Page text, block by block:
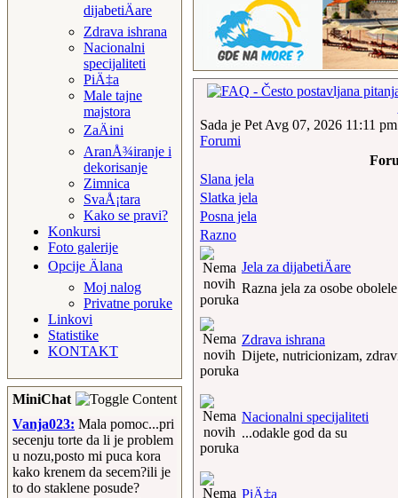
dijabetiÄare
Zdrava ishrana
Nacionalni
specijaliteti
PiÄ‡a
Male tajne
majstora
ZaÄini
AranÅ¾iranje i
dekorisanje
Zimnica
SvaÅ¡tara
Kako se pravi?
Konkursi
Foto galerije
Opcije Älana
Moj nalog
Privatne poruke
Linkovi
Statistike
KONTAKT
MiniChat
Vanja023: Mala pomoc...pri
secenju torte da li je problem
u nozu,posto mi puca kora
kako krenem da secem?ili je
to do staklene posude?
Sada je Pet Avg 07, 2026 11:11 pm
Forumi
Slana jela
Slatka jela
Posna jela
Razno
Jela za dijabetiÄare
Razna jela za osobe
Zdrava ishrana
Dijete, nutricionizam,
Nacionalni specijaliteti
...odakle god da su
PiÄ‡a